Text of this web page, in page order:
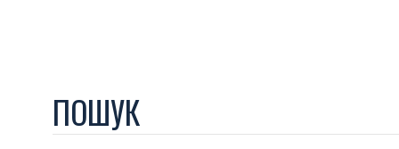
ПОШУК